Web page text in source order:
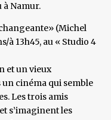
à Namur.
(Michel
à 13h45, au « Studio 4
et un vieux
cinéma qui semble
Les trois amis
s’imaginent les